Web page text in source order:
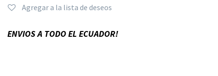
Agregar a la lista de deseos
ENVIOS A TODO EL ECUADOR!